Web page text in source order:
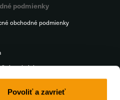
Povoliť a zavrieť
podmienky
obchodné podmienky
poriadok